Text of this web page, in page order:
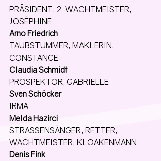
PRÄSIDENT, 2. WACHTMEISTER,
JOSÉPHINE
Arno Friedrich
TAUBSTUMMER, MAKLERIN,
CONSTANCE
Claudia Schmidt
PROSPEKTOR, GABRIELLE
Sven Schöcker
IRMA
Melda Hazirci
STRASSENSÄNGER, RETTER,
WACHTMEISTER, KLOAKENMANN
Denis Fink